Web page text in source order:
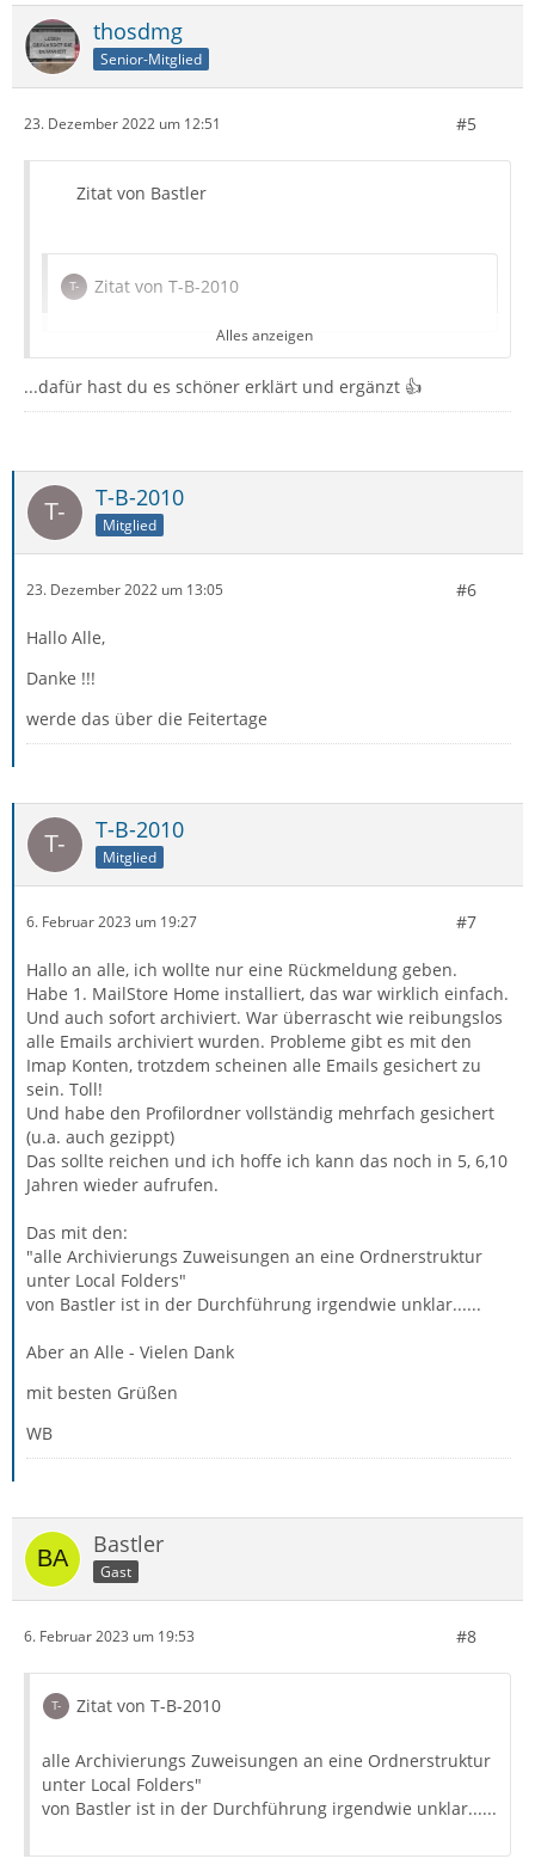
thosdmg
Senior-Mitglied
23. Dezember 2022 um 12:51 #5
Zitat von Bastler
Zitat von T-B-2010
Ich würde alle Archivierungs Zuweisungen an eine
Ordnerstruktur unter Local Folders vornehmen, nicht
Das halte ich bei IMAP für besonders wichtig. (Lokale,
Provider unabhängige Ablage.)
des Kontonamens enthalten, so wäre die Herkunft stets
Ordnernamen sollten nicht zu lang, keine
Sonderzeichen und besser keine Umlaute keine Spaces
und keine Punkte haben.
thosdmghatte schnellere Finger
Alles anzeigen
...dafür hast du es schöner erklärt und ergänzt 👍
T-B-2010
Mitglied
23. Dezember 2022 um 13:05 #6
Hallo Alle,
Danke !!!
werde das über die Feitertage
T-B-2010
Mitglied
6. Februar 2023 um 19:27 #7
Hallo an alle, ich wollte nur eine Rückmeldung geben.
Habe 1. MailStore Home installiert, das war wirklich einfach.
Und auch sofort archiviert. War überrascht wie reibungslos
alle Emails archiviert wurden. Probleme gibt es mit den
Imap Konten, trotzdem scheinen alle Emails gesichert zu
sein. Toll!
Und habe den Profilordner vollständig mehrfach gesichert
(u.a. auch gezippt)
Das sollte reichen und ich hoffe ich kann das noch in 5, 6,10
Jahren wieder aufrufen.
Das mit den:
"alle Archivierungs Zuweisungen an eine Ordnerstruktur
unter Local Folders"
von Bastler ist in der Durchführung irgendwie unklar......
Aber an Alle - Vielen Dank
mit besten Grüßen
WB
Bastler
Gast
6. Februar 2023 um 19:53 #8
Zitat von T-B-2010
alle Archivierungs Zuweisungen an eine Ordnerstruktur
unter Local Folders"
von Bastler ist in der Durchführung irgendwie unklar......